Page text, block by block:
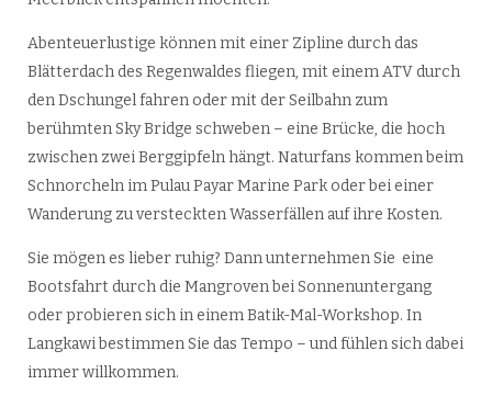
Abenteuerlustige können mit einer Zipline durch das
Blätterdach des Regenwaldes fliegen, mit einem ATV durch
den Dschungel fahren oder mit der Seilbahn zum
berühmten Sky Bridge schweben – eine Brücke, die hoch
zwischen zwei Berggipfeln hängt. Naturfans kommen beim
Schnorcheln im Pulau Payar Marine Park oder bei einer
Wanderung zu versteckten Wasserfällen auf ihre Kosten.
Sie mögen es lieber ruhig? Dann unternehmen Sie eine
Bootsfahrt durch die Mangroven bei Sonnenuntergang
oder probieren sich in einem Batik-Mal-Workshop. In
Langkawi bestimmen Sie das Tempo – und fühlen sich dabei
immer willkommen.